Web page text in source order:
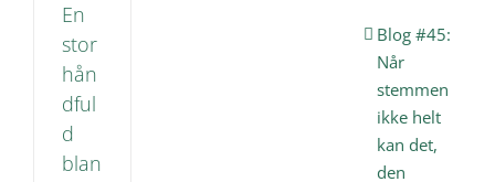
En
stor
hån
dful
d
blan
Blog #45:
Når
stemmen
ikke helt
kan det,
den